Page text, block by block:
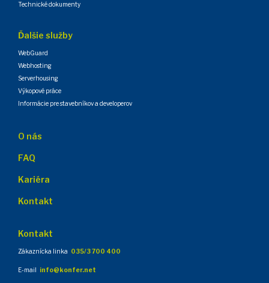
Technické dokumenty
Ďalšie služby
WebGuard
Webhosting
Serverhousing
Výkopové práce
Informácie pre stavebníkov a developerov
O nás
FAQ
Kariéra
Kontakt
Kontakt
Zákaznícka linka 035/3 700 400
E-mail info@konfer.net